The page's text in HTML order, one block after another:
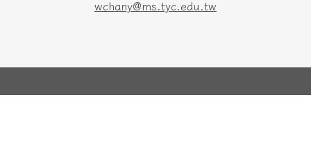
wchany@ms.tyc.edu.tw